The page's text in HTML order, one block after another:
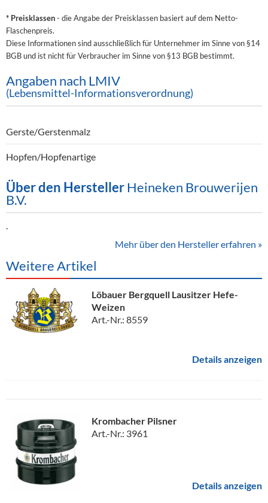
* Preisklassen- die Angabe der Preisklassen basiert auf dem Netto-
Flaschenpreis.
Diese Informationen sind ausschließlich für Unternehmer im Sinne von §14
BGB und ist nicht für Verbraucher im Sinne von §13 BGB bestimmt.
Angaben nach LMIV
(Lebensmittel-Informationsverordnung)
Gerste/Gerstenmalz
Hopfen/Hopfenartige
Über den Hersteller Heineken Brouwerijen
B.V.
Mehr über den Hersteller erfahren »
Weitere Artikel
Löbauer Bergquell Lausitzer Hefe-
Weizen
Art.-Nr.: 8559
Details anzeigen
Krombacher Pilsner
Art.-Nr.: 3961
Details anzeigen